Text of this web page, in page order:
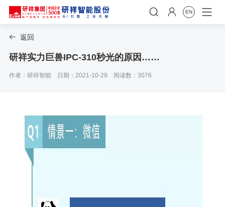
  EN
 返回
研祥实力巨兽IPC-310秒光的原因……
作者：研祥智能 日期：2021-10-29 阅读数：3076